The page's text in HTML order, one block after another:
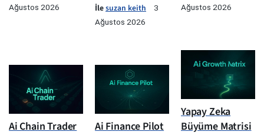
Ağustos 2026
İlesuzan keith
3
Ağustos 2026
Ağustos 2026
Ai Chain Trader
Ai Finance Pilot
Yapay Zeka
Büyüme Matrisi